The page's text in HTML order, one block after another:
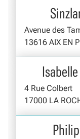
Avenue des
13616 AIX EN
Isabelle
4 Rue Colbert
17000 LA